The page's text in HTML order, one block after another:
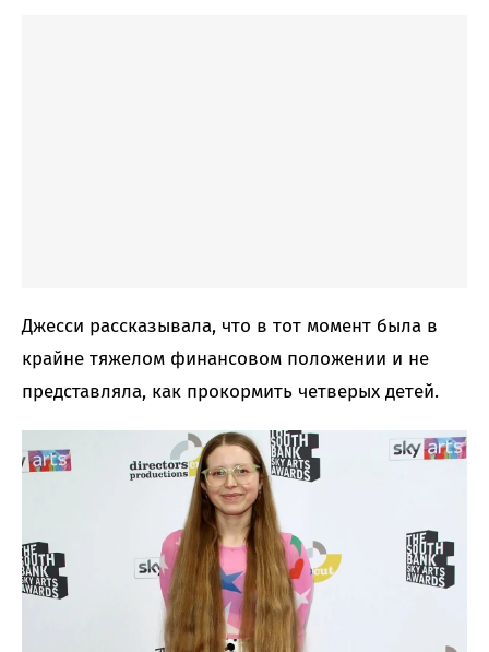
Джесси рассказывала, что в тот момент была в
крайне тяжелом финансовом положении и не
представляла, как прокормить четверых детей.